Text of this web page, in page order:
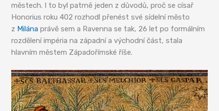
městech. I to byl patrně jeden z důvodů, proč se císař
Honorius roku 402 rozhodl přenést své sídelní město
z Milána právě sem a Ravenna se tak, 26 let po formálním
rozdělení impéria na západní a východní část, stala
hlavním městem Západořímské říše.